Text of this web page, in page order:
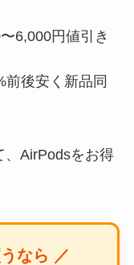
6,000円値引き
後安く新品同
、AirPodsをお得
なら ／